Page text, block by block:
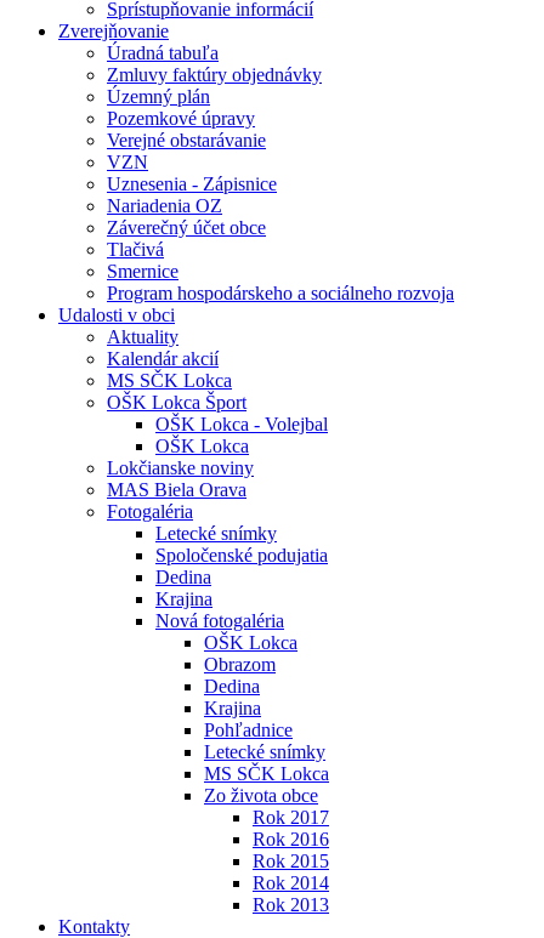
Sprístupňovanie informácií
Zverejňovanie
Úradná tabuľa
Zmluvy faktúry objednávky
Územný plán
Pozemkové úpravy
Verejné obstarávanie
VZN
Uznesenia - Zápisnice
Nariadenia OZ
Záverečný účet obce
Tlačivá
Smernice
Program hospodárskeho a sociálneho rozvoja
Udalosti v obci
Aktuality
Kalendár akcií
MS SČK Lokca
OŠK Lokca Šport
OŠK Lokca - Volejbal
OŠK Lokca
Lokčianske noviny
MAS Biela Orava
Fotogaléria
Letecké snímky
Spoločenské podujatia
Dedina
Krajina
Nová fotogaléria
OŠK Lokca
Obrazom
Dedina
Krajina
Pohľadnice
Letecké snímky
MS SČK Lokca
Zo života obce
Rok 2017
Rok 2016
Rok 2015
Rok 2014
Rok 2013
Kontakty